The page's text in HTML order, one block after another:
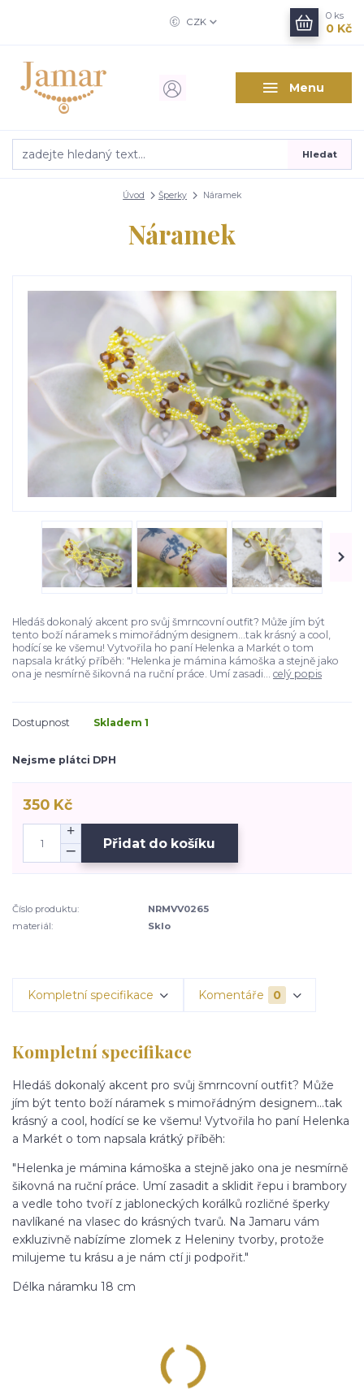
Menu
CZK
Hledat
0 ks
0 Kč
Úvod Šperky Náramek
Náramek
Hledáš dokonalý akcent pro svůj šmrncovní outfit? Může jím být
tento boží náramek s mimořádným designem...tak krásný a cool,
hodící se ke všemu! Vytvořila ho paní Helenka a Markét o tom
napsala krátký příběh: "Helenka je mámina kámoška a stejně jako
ona je nesmírně šikovná na ruční práce. Umí zasadi... celý popis
Dostupnost Skladem 1
Nejsme plátci DPH
350 Kč
Přidat do košíku
Číslo produktu:
NRMVV0265
materiál:
Sklo
Kompletní specifikace Komentáře 0
Kompletní specifikace
Hledáš dokonalý akcent pro svůj šmrncovní outfit? Může
jím být tento boží náramek s mimořádným designem...tak
krásný a cool, hodící se ke všemu! Vytvořila ho paní Helenka
a Markét o tom napsala krátký příběh:
"Helenka je mámina kámoška a stejně jako ona je nesmírně
šikovná na ruční práce. Umí zasadit a sklidit řepu i brambory
a vedle toho tvoří z jabloneckých korálků rozličné šperky
navlíkané na vlasec do krásných tvarů. Na Jamaru vám
exkluzivně nabízíme zlomek z Heleniny tvorby, protože
milujeme tu krásu a je nám ctí ji podpořit."
Délka náramku 18 cm